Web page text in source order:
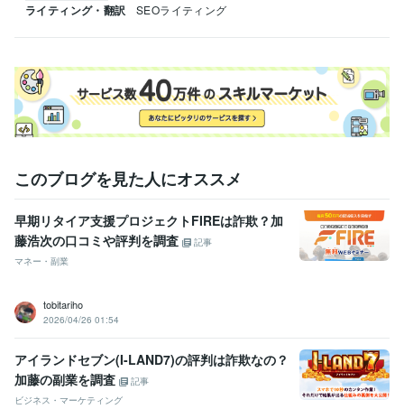
ライティング・翻訳 SEOライティング
このブログを見た人にオススメ
早期リタイア支援プロジェクトFIREは詐欺？加
藤浩次の口コミや評判を調査
記事
マネー・副業
tobitariho
2026/04/26 01:54
アイランドセブン(I-LAND7)の評判は詐欺なの？
加藤の副業を調査
記事
ビジネス・マーケティング